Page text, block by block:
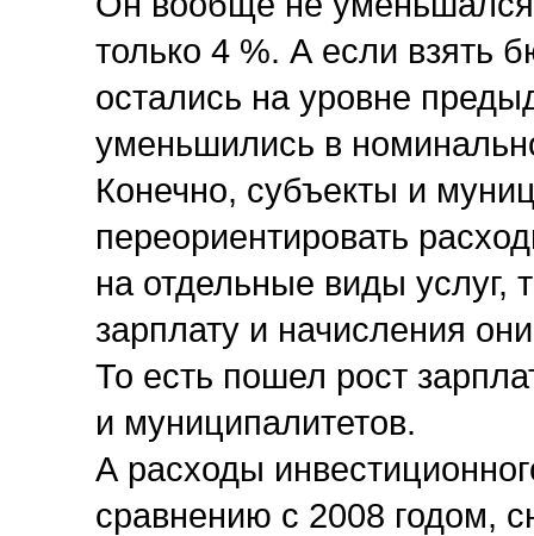
только 4 %. А если взять
остались на уровне
уменьшились в
Конечно, субъекты и
переориентировать
на отдельные виды услуг,
зарплату и начисления
То есть пошел рост
и муниципалитетов.
А расходы
сравнению с 2008 годом,